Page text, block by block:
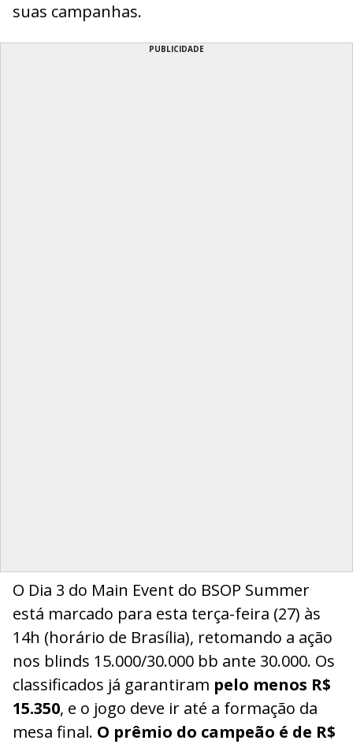
suas campanhas.
PUBLICIDADE
O Dia 3 do Main Event do BSOP Summer
está marcado para esta terça-feira (27) às
14h (horário de Brasília), retomando a ação
nos blinds 15.000/30.000 bb ante 30.000. Os
classificados já garantiram pelo menos R$
15.350, e o jogo deve ir até a formação da
mesa final. O prêmio do campeão é de R$